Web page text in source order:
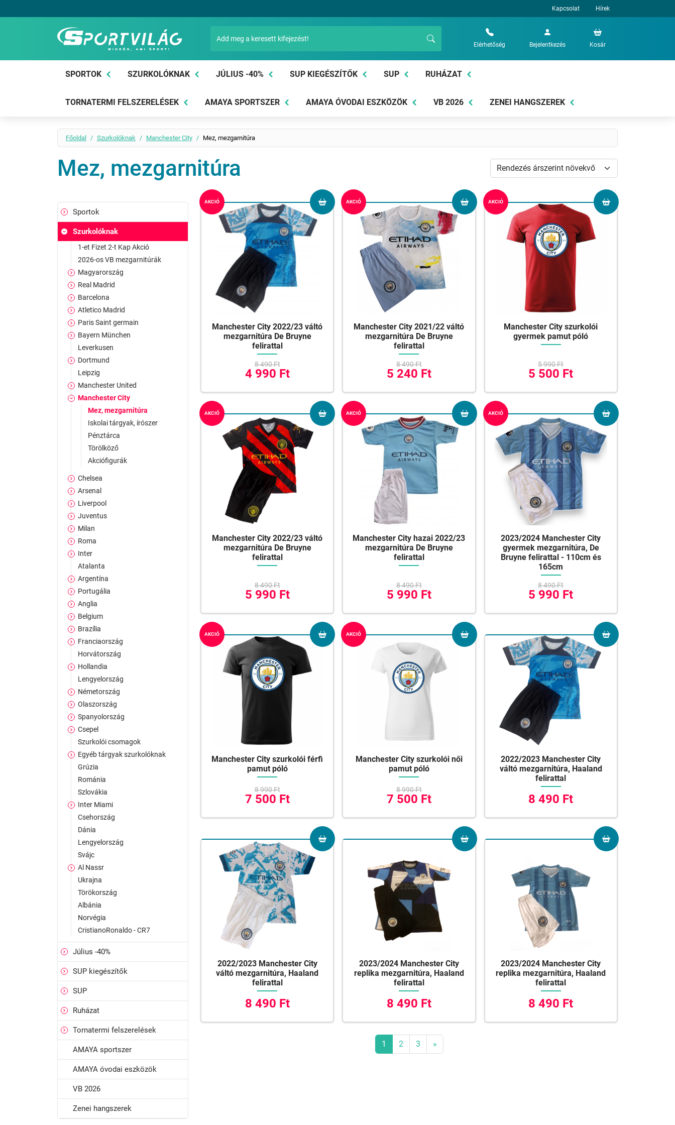
Kapcsolat Hírek
Sportvilág
Elérhetőség Bejelentkezés Kosár
SPORTOK SZURKOLÓKNAK JÚLIUS -40% SUP KIEGÉSZÍTŐK SUP RUHÁZAT
TORNATERMI FELSZERELÉSEK AMAYA SPORTSZER AMAYA ÓVODAI ESZKÖZÖK VB 2026 ZENEI HANGSZEREK
Főoldal Szurkolóknak Manchester City Mez, mezgarnitúra
Mez, mezgarnitúra
Sportok
Szurkolóknak
1-et Fizet 2-t Kap Akció
2026-os VB mezgarnitúrák
Magyarország
Real Madrid
Barcelona
Atletico Madrid
Paris Saint germain
Bayern München
Leverkusen
Dortmund
Leipzig
Manchester United
Manchester City
Mez, mezgarnitúra
Iskolai tárgyak, írószer
Pénztárca
Törölköző
Akciófigurák
Chelsea
Arsenal
Liverpool
Juventus
Milan
Roma
Inter
Atalanta
Argentína
Portugália
Anglia
Belgium
Brazília
Franciaország
Horvátország
Hollandia
Lengyelország
Németország
Olaszország
Spanyolország
Csepel
Szurkolói csomagok
Egyéb tárgyak szurkolóknak
Grúzia
Románia
Szlovákia
Inter Miami
Csehország
Dánia
Lengyelország
Svájc
Al Nassr
Ukrajna
Törökország
Albánia
Norvégia
CristianoRonaldo - CR7
Július -40%
SUP kiegészítők
SUP
Ruházat
Tornatermi felszerelések
AMAYA sportszer
AMAYA óvodai eszközök
VB 2026
Zenei hangszerek
AKCIÓ
Manchester City 2022/23 váltó
mezgarnitúra De Bruyne
felirattal
8 490 Ft
4 990 Ft
AKCIÓ
Manchester City 2021/22 váltó
mezgarnitúra De Bruyne
felirattal
8 490 Ft
5 240 Ft
AKCIÓ
Manchester City szurkolói
gyermek pamut póló
5 990 Ft
5 500 Ft
AKCIÓ
Manchester City 2022/23 váltó
mezgarnitúra De Bruyne
felirattal
8 490 Ft
5 990 Ft
AKCIÓ
Manchester City hazai 2022/23
mezgarnitúra De Bruyne
felirattal
8 490 Ft
5 990 Ft
AKCIÓ
2023/2024 Manchester City
gyermek mezgarnitúra, De
Bruyne felirattal - 110cm és
165cm
8 490 Ft
5 990 Ft
AKCIÓ
Manchester City szurkolói férfi
pamut póló
8 990 Ft
7 500 Ft
AKCIÓ
Manchester City szurkolói női
pamut póló
8 990 Ft
7 500 Ft
2022/2023 Manchester City
váltó mezgarnitúra, Haaland
felirattal
8 490 Ft
2022/2023 Manchester City
váltó mezgarnitúra, Haaland
felirattal
8 490 Ft
2023/2024 Manchester City
replika mezgarnitúra, Haaland
felirattal
8 490 Ft
2023/2024 Manchester City
replika mezgarnitúra, Haaland
felirattal
8 490 Ft
1 2 3 »